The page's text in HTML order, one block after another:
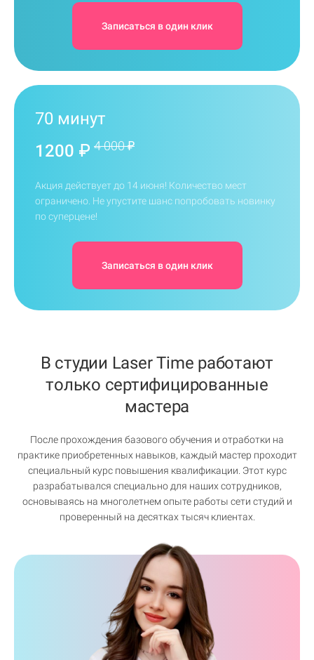
Записаться в один клик
70 минут
1200 ₽ 4 000 ₽
Акция действует до 14 июня! Количество мест
ограничено. Не упустите шанс попробовать новинку
по суперцене!
Записаться в один клик
В студии Laser Time работают
только сертифицированные
мастера
После прохождения базового обучения и отработки на
практике приобретенных навыков, каждый мастер проходит
специальный курс повышения квалификации. Этот курс
разрабатывался специально для наших сотрудников,
основываясь на многолетнем опыте работы сети студий и
проверенный на десятках тысяч клиентах.